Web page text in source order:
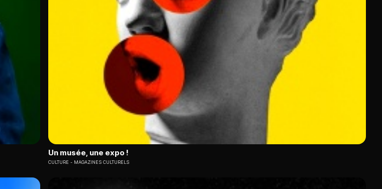
Un musée, une expo !
CULTURE MAGAZINES CULTURELS